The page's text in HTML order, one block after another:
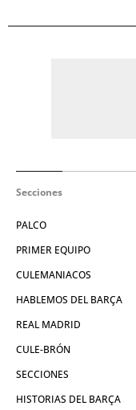
Secciones
PALCO
PRIMER EQUIPO
CULEMANIACOS
HABLEMOS DEL BARÇA
REAL MADRID
CULE-BRÓN
SECCIONES
HISTORIAS DEL BARÇA